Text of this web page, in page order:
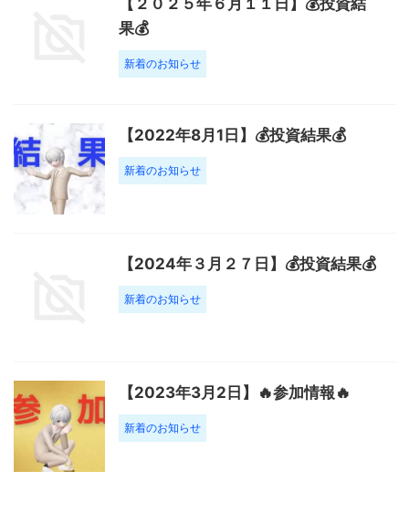
【２０２５年６月１１日】💰投資結
果💰
新着のお知らせ
【2022年8月1日】💰投資結果💰
新着のお知らせ
【2024年３月２７日】💰投資結果💰
新着のお知らせ
【2023年3月2日】🔥参加情報🔥
新着のお知らせ